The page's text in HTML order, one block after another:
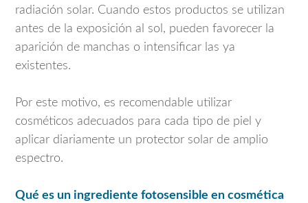
radiación solar. Cuando estos productos se utilizan
antes de la exposición al sol, pueden favorecer la
aparición de manchas o intensificar las ya
existentes.
Por este motivo, es recomendable utilizar
cosméticos adecuados para cada tipo de piel y
aplicar diariamente un protector solar de amplio
espectro.
Qué es un ingrediente fotosensible en cosmética